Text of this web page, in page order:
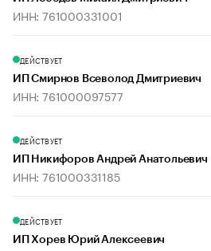
ИНН: 761000331001
ДЕЙСТВУЕТ
ИП Смирнов Всеволод Дмитриевич
ИНН: 761000097577
ДЕЙСТВУЕТ
ИП Никифоров Андрей Анатольевич
ИНН: 761000331185
ДЕЙСТВУЕТ
ИП Хорев Юрий Алексеевич